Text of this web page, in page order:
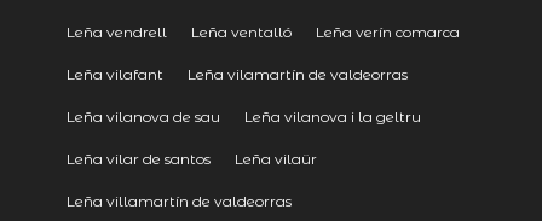
Leña vendrell Leña ventalló Leña verín comarca
Leña vilafant Leña vilamartín de valdeorras
Leña vilanova de sau Leña vilanova i la geltru
Leña vilar de santos Leña vilaür
Leña villamartín de valdeorras